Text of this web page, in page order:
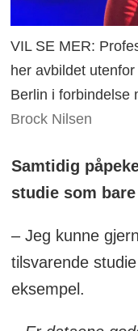
VIL SE MER:
her avbildet
Berlin i forbindelse
Brock Nilsen
Samtidig
studie som
– Jeg kunne
tilsvarende
eksempel.